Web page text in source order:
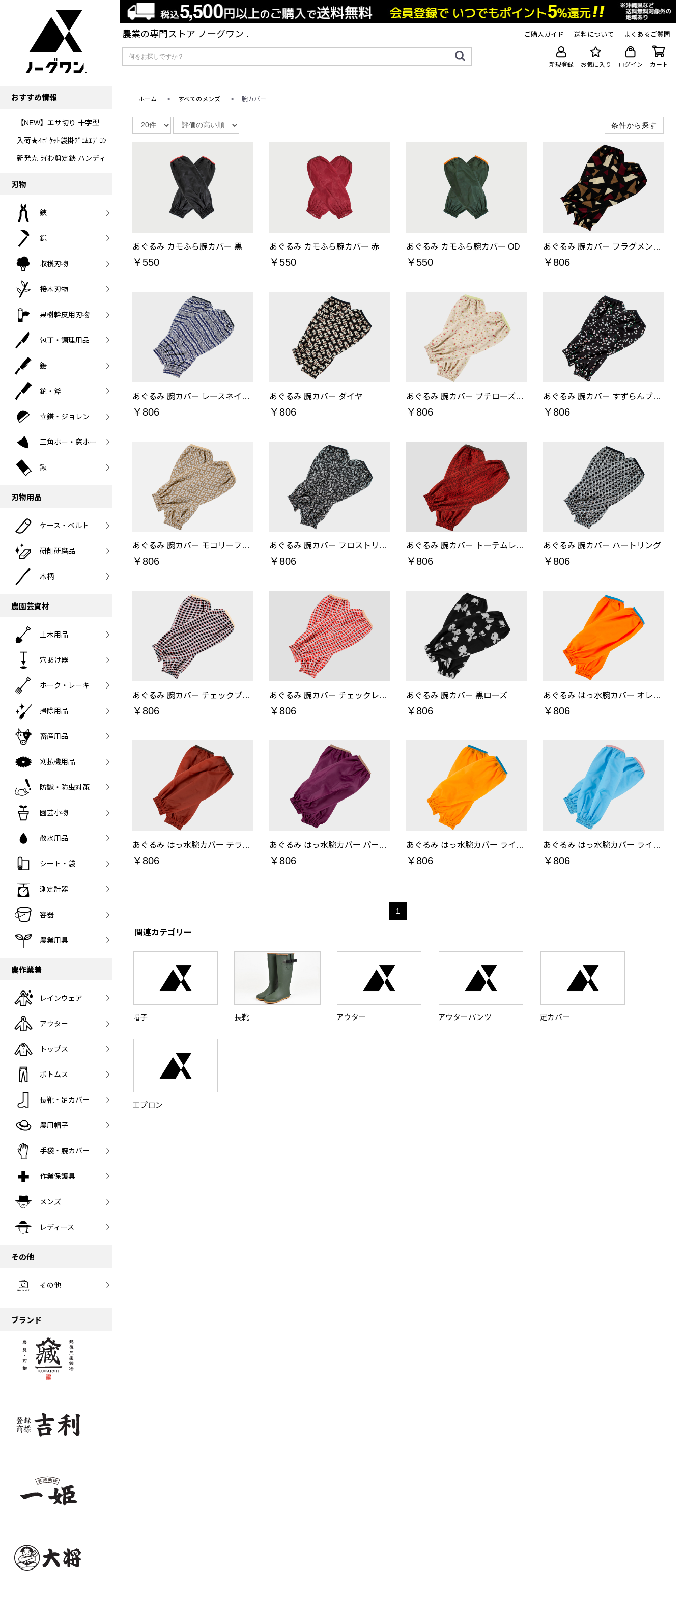
農業の専門ストア ノーグワン . ご購入ガイド 送料について よくあるご質問
新規登録 お気に入り ログイン カート
おすすめ情報
【NEW】エサ切り 十字型
入荷★4ﾎﾟｹｯﾄ袋掛ﾃﾞﾆﾑｴﾌﾟﾛﾝ
新発売 ﾗｲｵﾝ剪定鋏 ハンディ
刃物
鋏
鎌
収穫刃物
接木刃物
果樹幹皮用刃物
包丁・調理用品
鋸
鉈・斧
立鎌・ジョレン
三角ホー・窓ホー
鍬
刃物用品
ケース・ベルト
研削研磨品
木柄
農園芸資材
土木用品
穴あけ器
ホーク・レーキ
掃除用品
畜産用品
刈払機用品
防獣・防虫対策
園芸小物
散水用品
シート・袋
測定計器
容器
農業用具
農作業着
レインウェア
アウター
トップス
ボトムス
長靴・足カバー
農用帽子
手袋・腕カバー
作業保護具
メンズ
レディース
その他
その他
ブランド
ホーム > すべてのメンズ > 腕カバー
条件から探す
あぐるみ カモふら腕カバー 黒
￥550
あぐるみ カモふら腕カバー 赤
￥550
あぐるみ カモふら腕カバー OD
￥550
あぐるみ 腕カバー フラグメント黒
￥806
あぐるみ 腕カバー レースネイビー
￥806
あぐるみ 腕カバー ダイヤ
￥806
あぐるみ 腕カバー プチローズベージュ
￥806
あぐるみ 腕カバー すずらんブラック
￥806
あぐるみ 腕カバー モコリーフベージュ
￥806
あぐるみ 腕カバー フロストリーフ黒
￥806
あぐるみ 腕カバー トーテムレッド
￥806
あぐるみ 腕カバー ハートリング
￥806
あぐるみ 腕カバー チェックブラック
￥806
あぐるみ 腕カバー チェックレッド
￥806
あぐるみ 腕カバー 黒ローズ
￥806
あぐるみ はっ水腕カバー オレンジ
￥806
あぐるみ はっ水腕カバー テラコッタ
￥806
あぐるみ はっ水腕カバー パープル
￥806
あぐるみ はっ水腕カバー ライトオレンジ
￥806
あぐるみ はっ水腕カバー ライトブルー
￥806
1
関連カテゴリー
帽子 長靴 アウター アウターパンツ 足カバー
エプロン